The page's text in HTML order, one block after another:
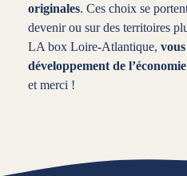
originales. Ces choix se
devenir ou sur des territoires
LA box Loire-Atlantique,
développement de
et merci !